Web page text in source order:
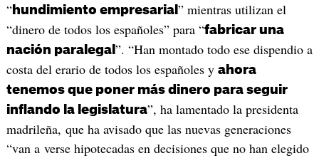
“hundimiento empresarial ” mientras utilizan el
“dinero de todos los españoles” para “fabricar una
nación paralegal ”. “Han montado todo ese dispendio a
costa del erario de todos los españoles y ahora
tenemos que poner más dinero para seguir
inflando la legislatura”, ha lamentado la presidenta
madrileña, que ha avisado que las nuevas generaciones
“van a verse hipotecadas en decisiones que no han elegido